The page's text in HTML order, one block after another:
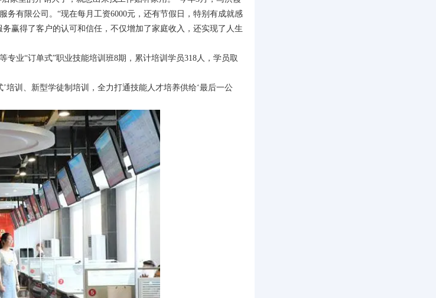
有限公司。“现在每月工资6000元，还有节假日，特别有成就感
赢得了客户的认可和信任，不仅增加了家庭收入，还实现了人生
业“订单式”职业技能培训班8期，累计培训学员318人，学员取
培训、新型学徒制培训，全力打通技能人才培养供给‘最后一公